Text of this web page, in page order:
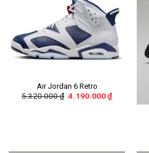
Air Jordan 6 Retro
5.320.000₫ 4.190.000₫